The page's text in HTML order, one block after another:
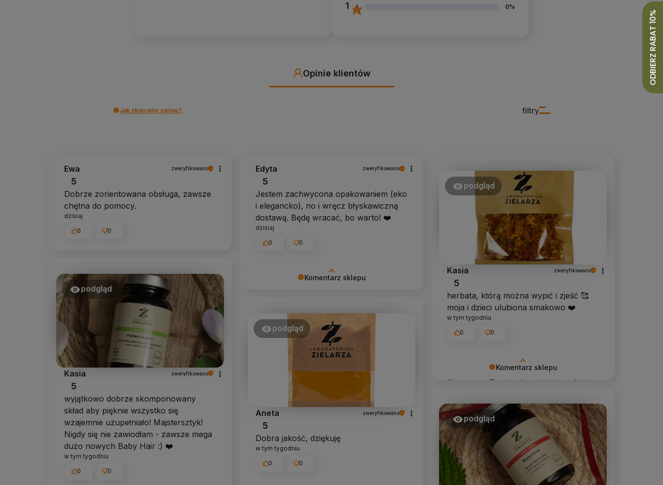
1 0%
Opinie klientów
filtry
Jak zbieramy opinie?
Ewa zweryfikowano
5
Dobrze zorientowana obsługa, zawsze
chętna do pomocy.
dzisiaj
0 0
Komentarz sklepu
takich klientów! Doceniamy czas i
wysiłek włożony w podzielenie się z
nami Twoimi doświadczeniami. Do
Edyta zweryfikowano
5
Jestem zachwycona opakowaniem (eko
i elegancko), no i wręcz błyskawiczną
dostawą. Będę wracać, bo warto! ❤️
dzisiaj
0 0
Komentarz sklepu
Cieszy nas Twoja miła opinia i zaufanie.
klientów jak Ty. Z pozdrowieniami,
obsługa sklepu.
podgląd
Kasia zweryfikowano
5
herbata, którą można wypić i zjeść 🥰
moja i dzieci ulubiona smakowo ❤️
w tym tygodniu
0 0
podgląd
Kasia zweryfikowano
5
wyjątkowo dobrze skomponowany
skład aby pięknie wszystko się
wzajemnie uzupełniało! Majstersztyk!
Nigdy się nie zawiodłam - zawsze mega
dużo nowych Baby Hair :) ❤️
w tym tygodniu
0 0
podgląd
Aneta zweryfikowano
5
Dobra jakość, dziękuję
w tym tygodniu
0 0
podgląd
ODBIERZ RABAT 10%